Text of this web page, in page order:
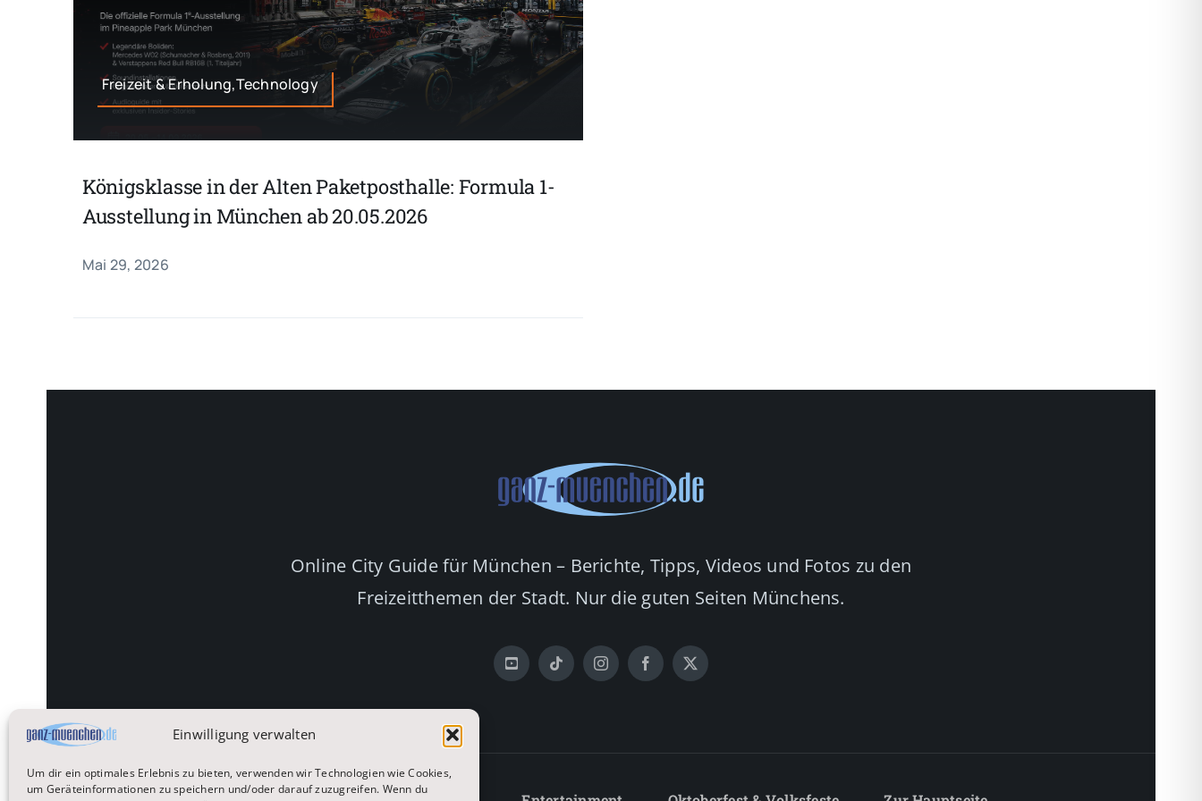
Einwilligung verwalten
Um dir ein optimales Erlebnis zu bieten, verwenden wir Technologien wie Cookies,
um Geräteinformationen zu speichern und/oder darauf zuzugreifen. Wenn du
Freizeit & Erholung,Technology
Königsklasse in der Alten Paketposthalle: Formula 1-
Ausstellung in München ab 20.05.2026
Mai 29, 2026
Online City Guide für München – Berichte, Tipps, Videos und Fotos zu den
Freizeitthemen der Stadt. Nur die guten Seiten Münchens.